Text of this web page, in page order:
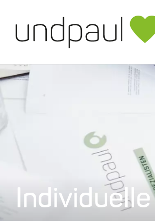
Inhalt
Facebook
TwitterInstagram
Individuelle